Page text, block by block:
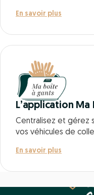
En savoir plus
L’application
Centralisez et gérez
vos véhicules de
En savoir plus